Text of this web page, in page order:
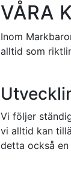
VÅRA
Inom
alltid som
Vi följer
vi alltid kan
detta också